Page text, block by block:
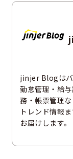
jinjer Blogはバ
勤怠管理・給
務・帳票管理
トレンド情報
お届けします。